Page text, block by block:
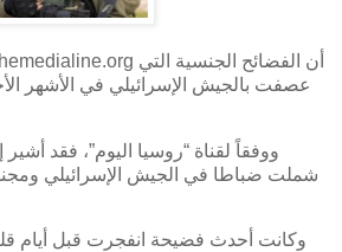
عصفت بالجيش الإسرائيلي في الأشهر
ووفقاً لقناة “روسيا اليوم”، فقد
شملت ضباطا في الجيش الإسرائيلي
وكانت أحدث فضيحة انفجرت قبل أيام